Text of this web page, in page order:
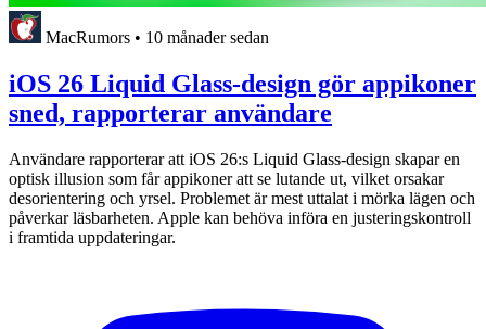
MacRumors • 10 månader sedan
iOS 26 Liquid Glass-design gör appikoner
sned, rapporterar användare
Användare rapporterar att iOS 26:s Liquid Glass-design skapar en
optisk illusion som får appikoner att se lutande ut, vilket orsakar
desorientering och yrsel. Problemet är mest uttalat i mörka lägen och
påverkar läsbarheten. Apple kan behöva införa en justeringskontroll
i framtida uppdateringar.